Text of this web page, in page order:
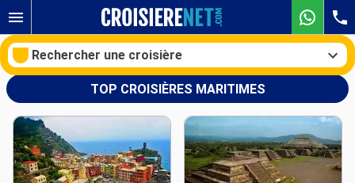
Rechercher une croisière
Nos destinations
Mois de départ
TOP CROISIÈRES MARITIMES